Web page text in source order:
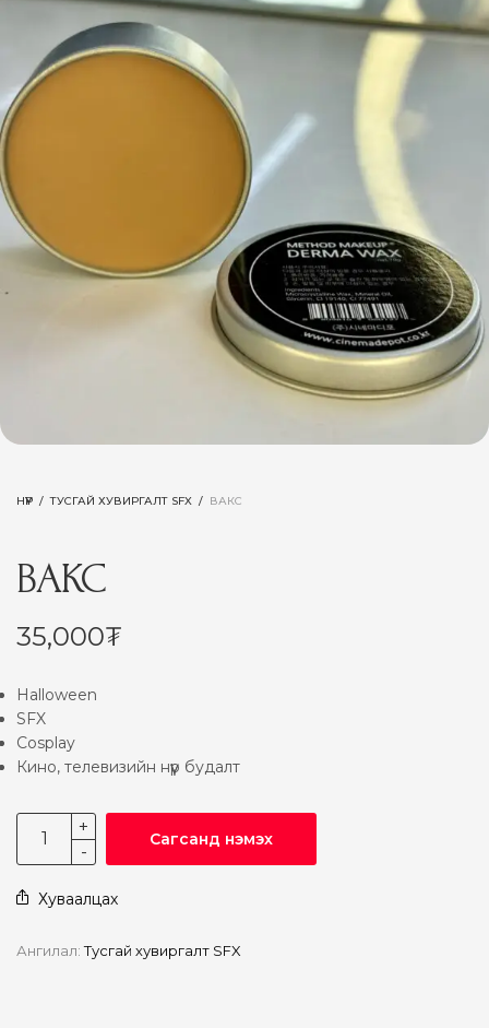
НҮҮР / ТУСГАЙ ХУВИРГАЛТ SFX / ВАКС
ВАКС
35,000₮
Halloween
SFX
Cosplay
Кино, телевизийн нүүр будалт
Сагсанд нэмэх
Хуваалцах
Ангилал:Тусгай хувиргалт SFX